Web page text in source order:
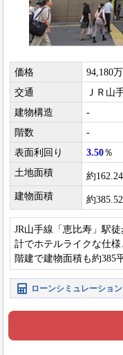
価格
94,180
交通
ＪＲ山
建物構造
-
階数
-
表面利回り
3.50％
土地面積
約
建物面積 約
JR山手線「恵比寿」駅
計でホテルライクな仕様
階建で建物面積も約385
ローンシミュレーション